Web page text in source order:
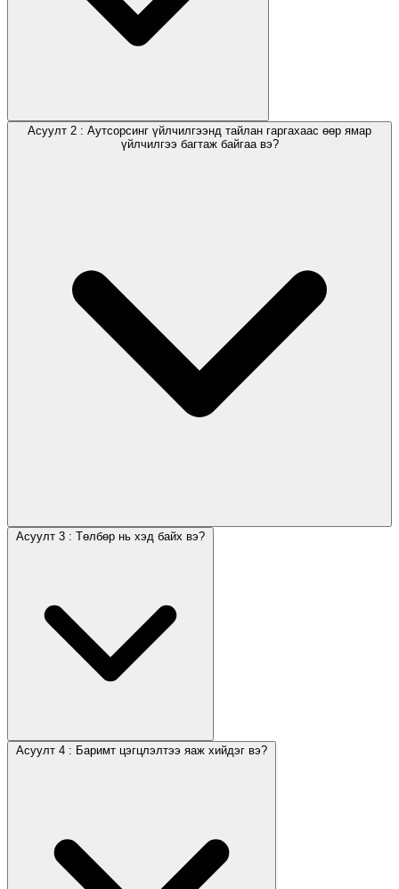
Асуулт 2 : Аутсорсинг үйлчилгээнд тайлан гаргахаас өөр ямар
үйлчилгээ багтаж байгаа вэ?
Асуулт 3 : Төлбөр нь хэд байх вэ?
Асуулт 4 : Баримт цэгцлэлтээ яаж хийдэг вэ?